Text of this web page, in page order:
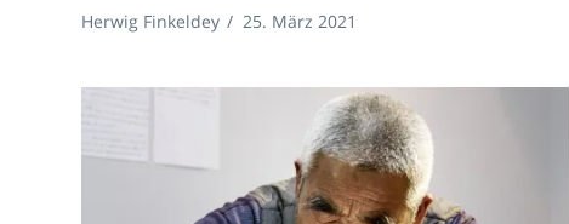
Herwig Finkeldey / 25. März 2021